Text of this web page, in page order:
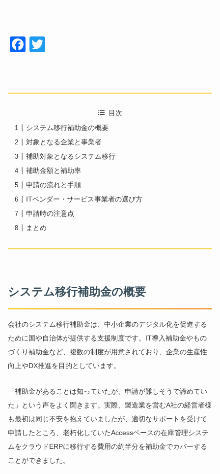
Face
目次
システム移行補助金の概要
対象となる企業と事業者
補助対象となるシステム移行
補助金額と補助率
申請の流れと手順
ITベンダー・サービス事業者の選び方
申請時の注意点
まとめ
システム移行補助金の概要
会社のシステム移行補助金は、中小企業のデジタル化を促進する
ために国や自治体が提供する支援制度です。IT導入補助金やもの
づくり補助金など、複数の制度が用意されており、企業の生産性
向上やDX推進を目的としています。
「補助金があることは知っていたが、申請が難しそうで諦めてい
た」という声をよく聞きます。実際、製造業を営むA社の経営者様
も最初は同じ不安を抱えていましたが、適切なサポートを受けて
申請したところ、老朽化していたAccessベースの在庫管理システ
ムをクラウドERPに移行する費用の約半分を補助金でカバーする
ことができました。